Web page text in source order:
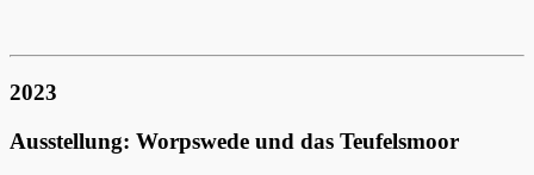
2023
Ausstellung: Worpswede und das Teufelsmoor